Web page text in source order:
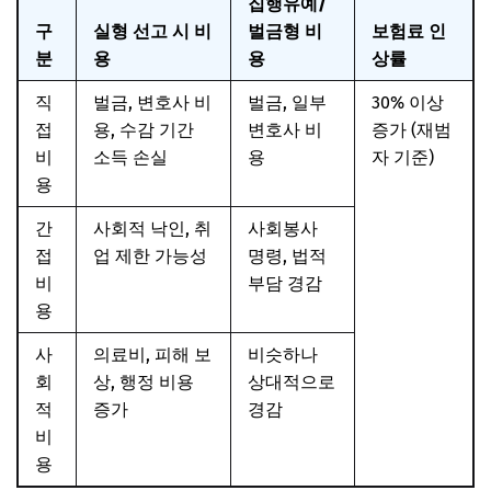
구
분
실형 선고 시 비
용
벌금형 비
용
보험료 인
상률
직
접
비
용
벌금, 변호사 비
용, 수감 기간
소득 손실
벌금, 일부
변호사 비
용
30% 이상
증가 (재범
자 기준)
간
접
비
용
사회적 낙인, 취
업 제한 가능성
사회봉사
명령, 법적
부담 경감
사
회
적
비
용
의료비, 피해 보
상, 행정 비용
증가
비슷하나
상대적으로
경감